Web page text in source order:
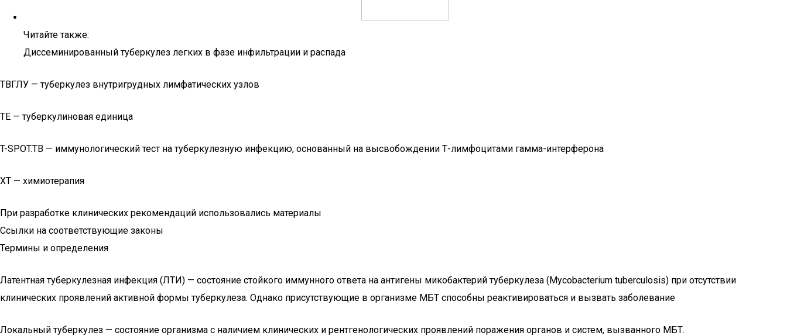
Читайте также:
Диссеминированный туберкулез легких в фазе инфильтрации и распада
ТВГЛУ — туберкулез внутригрудных лимфатических узлов
ТЕ — туберкулиновая единица
T-SPOT.TB — иммунологический тест на туберкулезную инфекцию, основанный на высвобождении Т-лимфоцитами гамма-интерферона
ХТ — химиотерапия
При разработке клинических рекомендаций использовались материалы
Ссылки на соответствующие законы
Термины и определения
Латентная туберкулезная инфекция (ЛТИ) — состояние стойкого иммунного ответа на антигены микобактерий туберкулеза (Mycobacterium tuberculosis) при отсутствии
клинических проявлений активной формы туберкулеза. Однако присутствующие в организме МБТ способны реактивироваться и вызвать заболевание
Локальный туберкулез — состояние организма с наличием клинических и рентгенологических проявлений поражения органов и систем, вызванного МБТ.